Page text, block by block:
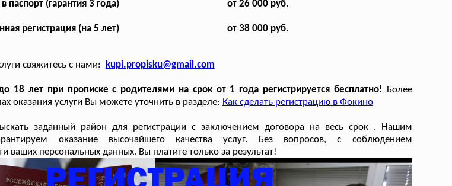
паспорт (гарантия 3 года) от 26 000 руб.
регистрация (на 5 лет) от 38 000 руб.
свяжитесь с нами: kupi.propisku@gmail.com
18 лет при прописке с родителями на срок от 1 года регистрируется бесплатно!
Более
оказания услуги Вы можете уточнить в разделе: Как сделать регистрацию в Фокино
заданный район для регистрации с заключением договора на весь срок . Нашим
оказание высочайшего качества услуг. Без вопросов, с соблюдением
ваших персональных данных. Вы платите только за результат!